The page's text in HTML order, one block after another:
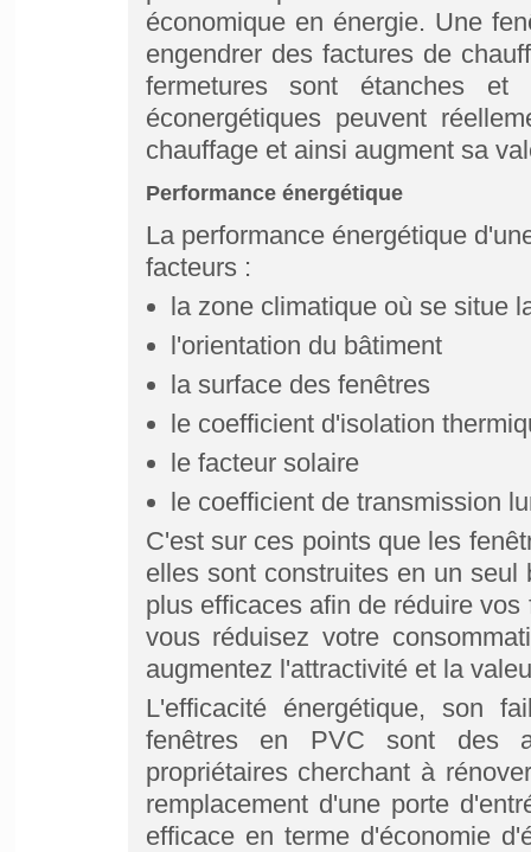
économique en énergie. Une
engendrer des factures de
fermetures sont étanches
éconergétiques peuvent
chauffage et ainsi augment sa
Performance énergétique
La performance énergétique
facteurs :
la zone climatique où se situe
l'orientation du bâtiment
la surface des fenêtres
le coefficient d'isolation
le facteur solaire
le coefficient de transmission
C'est sur ces points que les
elles sont construites en un
plus efficaces afin de réduire
vous réduisez votre
augmentez l'attractivité et la
L'efficacité énergétique, son
fenêtres en PVC sont des
propriétaires cherchant à
remplacement d'une porte
efficace en terme d'économie